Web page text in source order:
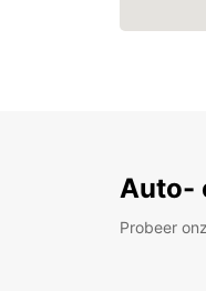
Auto-
Probeer